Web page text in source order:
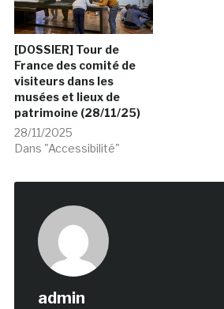
[DOSSIER] Tour de
France des comité de
visiteurs dans les
musées et lieux de
patrimoine (28/11/25)
28/11/2025
Dans "Accessibilité"
admin